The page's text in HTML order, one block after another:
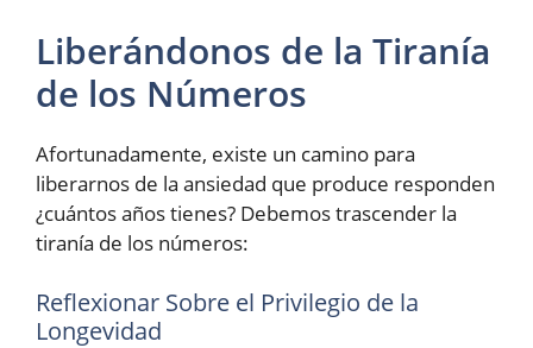
Liberándonos de la Tiranía
de los Números
Afortunadamente, existe un camino para
liberarnos de la ansiedad que produce responden
¿cuántos años tienes? Debemos trascender la
tiranía de los números:
Reflexionar Sobre el Privilegio de la
Longevidad